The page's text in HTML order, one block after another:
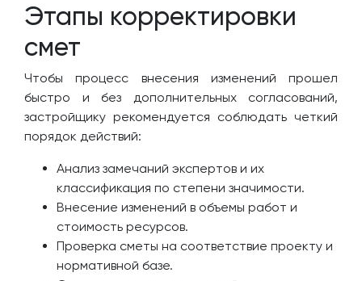
Этапы корректировки
смет
Чтобы процесс внесения изменений прошел
быстро и без дополнительных согласований,
застройщику рекомендуется соблюдать четкий
порядок действий:
Анализ замечаний экспертов и их
классификация по степени значимости.
Внесение изменений в объемы работ и
стоимость ресурсов.
Проверка сметы на соответствие проекту и
нормативной базе.